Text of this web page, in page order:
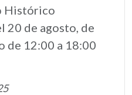
Histórico
20 de agosto, de
de 12:00 a 18:00